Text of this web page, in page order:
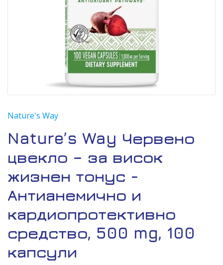
Nature's Way
Nature’s Way Червено
цвекло – за висок
жизнен тонус -
Антианемично и
кардиопротективно
средство, 500 mg, 100
капсули